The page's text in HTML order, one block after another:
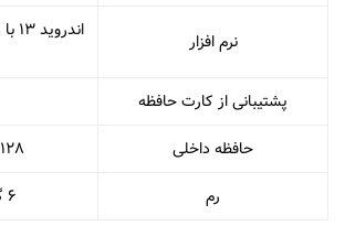
نرم افزار
پشتیبانی از کارت حافظه
حافظه داخلی
۱۲۸ گیگابایت
رم
۶ گیگابایت